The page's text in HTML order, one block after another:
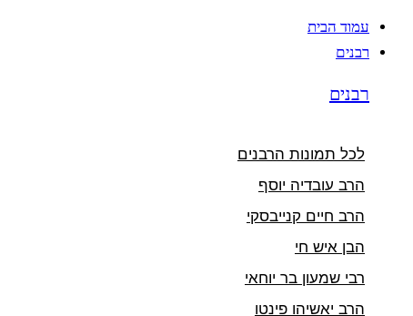
עמוד הבית
רבנים
רבנים
לכל תמונות הרבנים
הרב עובדיה יוסף
הרב חיים קנייבסקי
הבן איש חי
רבי שמעון בר יוחאי
הרב יאשיהו פינטו